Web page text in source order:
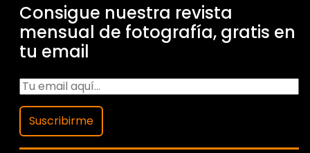
Consigue nuestra revista
mensual de fotografía, gratis en
tu email
Suscribirme